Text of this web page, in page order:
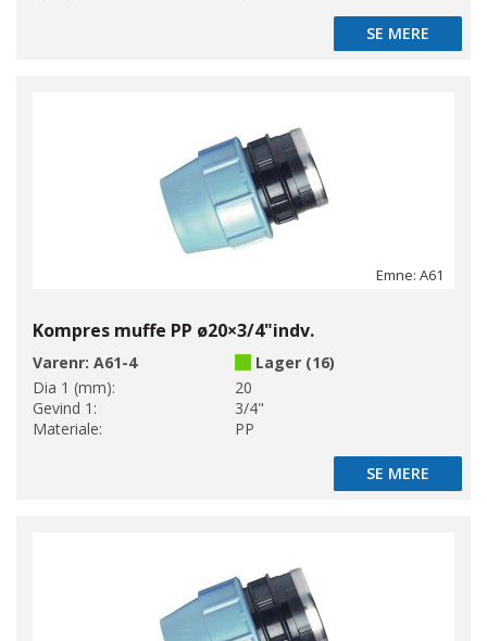
SE MERE
SE MERE
Emne: A61
Kompres muffe PP ø20×3/4"indv.
Varenr: A61-4
Lager (16)
Dia 1 (mm):
20
Gevind 1:
3/4"
Materiale:
PP
SE MERE
SE MERE